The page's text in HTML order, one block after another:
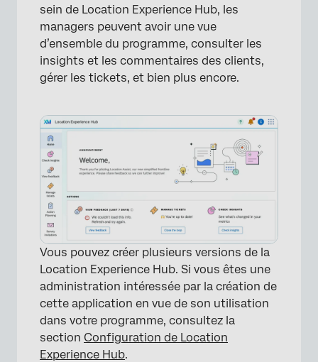
sein de Location Experience Hub, les
managers peuvent avoir une vue
d’ensemble du programme, consulter les
insights et les commentaires des clients,
gérer les tickets, et bien plus encore.
Vous pouvez créer plusieurs versions de la
Location Experience Hub. Si vous êtes une
administration intéressée par la création de
cette application en vue de son utilisation
dans votre programme, consultez la
section Configuration de Location
Experience Hub.